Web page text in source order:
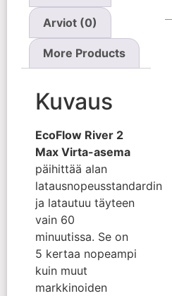
Arviot (0)
More Products
Kuvaus
EcoFlow River 2
Max Virta-asema
päihittää alan
latausnopeusstandardin
ja latautuu täyteen
vain 60
minuutissa. Se on
5 kertaa nopeampi
kuin muut
markkinoiden